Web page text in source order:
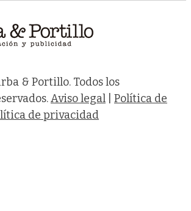
& Portillo. Todos los
Aviso legal
Política de
de privacidad